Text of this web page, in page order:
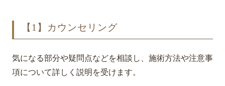
【1】カウンセリング
気になる部分や疑問点などを相談し、施術方法や注意事
項について詳しく説明を受けます。